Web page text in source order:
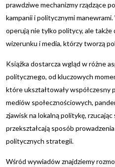
prawdziwe mechanizmy rządzące
kampanii i politycznymi
operują nie tylko politycy, ale także
wizerunku i media, którzy tworzą
Książka dostarcza wgląd w różne
politycznego, od kluczowych
które ukształtowały współczesny
mediów społecznościowych,
zjawisk na lokalną politykę,
przekształcają sposób
politycznych strategii.
Wśród wywiadów znajdziemy